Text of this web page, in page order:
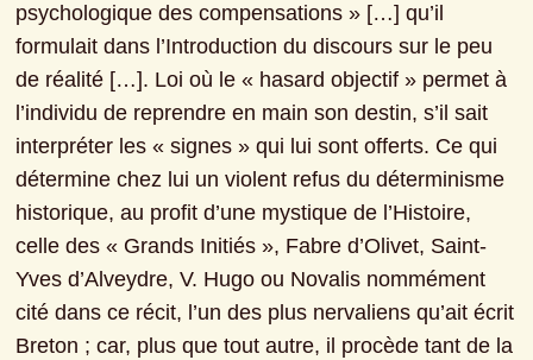
psychologique des compensations » […] qu’il
formulait dans l’Introduction du discours sur le peu
de réalité […]. Loi où le « hasard objectif » permet à
l’individu de reprendre en main son destin, s’il sait
interpréter les « signes » qui lui sont offerts. Ce qui
détermine chez lui un violent refus du déterminisme
historique, au profit d’une mystique de l’Histoire,
celle des « Grands Initiés », Fabre d’Olivet, Saint-
Yves d’Alveydre, V. Hugo ou Novalis nommément
cité dans ce récit, l’un des plus nervaliens qu’ait écrit
Breton ; car, plus que tout autre, il procède tant de la